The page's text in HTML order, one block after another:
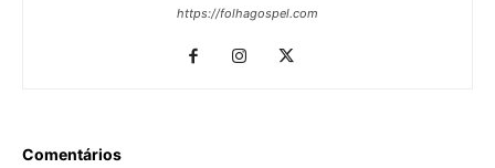
https://folhagospel.com
Comentários